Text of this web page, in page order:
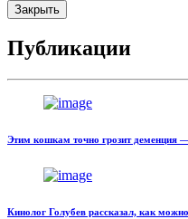
Закрыть
Публикации
Этим кошкам точно грозит деменция
Кинолог Голубев рассказал, как